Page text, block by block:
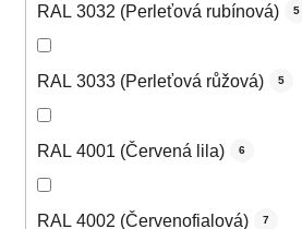
RAL 3032 (Perleťová rubínová) 5
RAL 3033 (Perleťová růžová) 5
RAL 4001 (Červená lila) 6
RAL 4002 (Červenofialová) 7